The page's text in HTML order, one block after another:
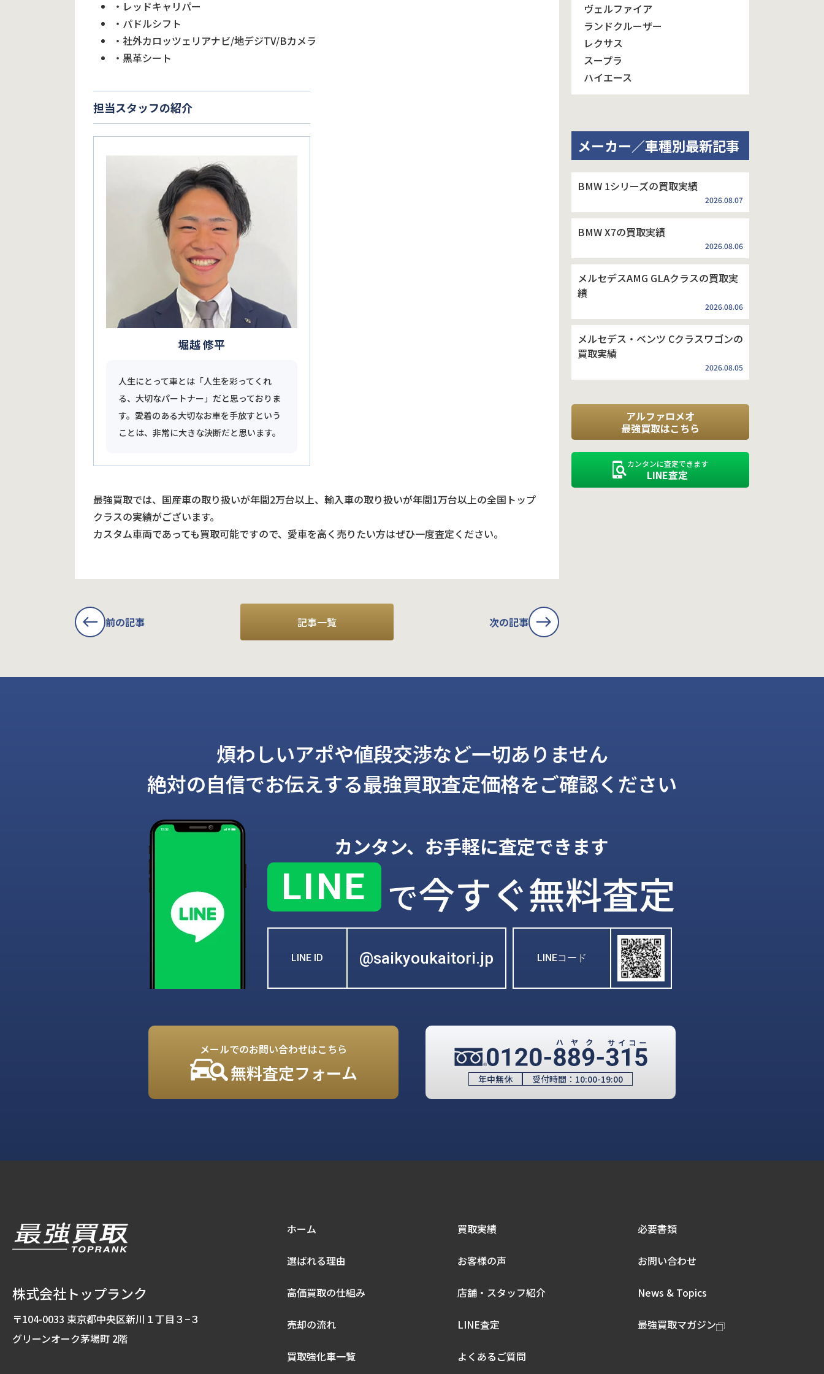
・レッドキャリパー
・パドルシフト
・社外カロッツェリアナビ/地デジTV/Bカメラ
・黒革シート
担当スタッフの紹介
堀越 修平
人生にとって車とは「人生を彩ってくれ
る、大切なパートナー」だと思っておりま
す。愛着のある大切なお車を手放すという
ことは、非常に大きな決断だと思います。
最強買取では、国産車の取り扱いが年間2万台以上、輸入車の取り扱いが年間1万台以上の全国トップ
クラスの実績がございます。
カスタム車両であっても買取可能ですので、愛車を高く売りたい方はぜひ一度査定ください。
前の記事 記事一覧 次の記事
ヴェルファイア
ランドクルーザー
レクサス
スープラ
ハイエース
メーカー／車種別最新記事
BMW 1シリーズの買取実績
2026.08.07
BMW X7の買取実績
2026.08.06
メルセデスAMG GLAクラスの買取実
績
2026.08.06
メルセデス・ベンツ Cクラスワゴンの
買取実績
2026.08.05
アルファロメオ
最強買取はこちら
カンタンに査定できます
LINE査定
煩わしいアポや値段交渉など一切ありません
絶対の自信でお伝えする最強買取査定価格をご確認ください
カンタン、お手軽に査定できます
LINE で今すぐ無料査定
LINE ID @saikyoukaitori.jp LINEコード
メールでのお問い合わせはこちら
無料査定フォーム 年中無休 受付時間： 10:00-19:00
株式会社トップランク
〒104-0033 東京都中央区新川１丁目３−３
グリーンオーク茅場町 2階
ホーム
選ばれる理由
高価買取の仕組み
売却の流れ
買取強化車一覧
買取実績
お客様の声
店舗・スタッフ紹介
LINE査定
よくあるご質問
必要書類
お問い合わせ
News & Topics
最強買取マガジン